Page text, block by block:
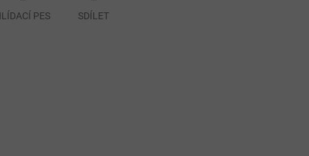
PES SDÍLET